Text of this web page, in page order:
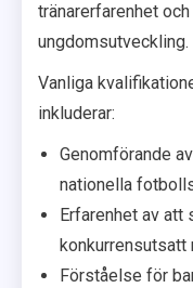
tränarerfarenhet
ungdomsutveckling.
Vanliga
inkluderar:
Genomförande
nationella
Erfarenhet av
konkurrensutsatt
Förståelse för